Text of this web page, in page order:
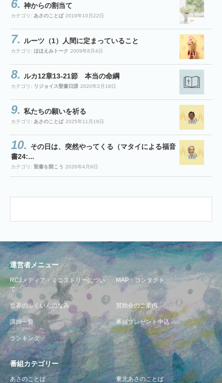
神からの割当て
カテゴリ: あさのことば 2019年10月22日
ルーツ（1）人間に定まっていること
カテゴリ: ほほえみトーク 2009年8月4日
ルカ12章13-21節 本当の命綱
カテゴリ: リジョイス聖書日課 2020年2月18日
私たちの願いを祈る
カテゴリ: あさのことば 2025年11月19日
その日は、突然やってくる（マタイによる福音
書24:...
カテゴリ: 聖書を開こう 2026年4月9日
運営者メニュー
RCJメディア・ミニストリーについ
て
MAP・コンタクト
世界のふくいんのなみ 賛助会のご案内
講師一覧 番組プレゼント申込
ランキング
番組カテゴリー
あさのことば 東北あさのことば